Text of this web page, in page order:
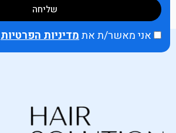
אני מאשר/ת אתמדיניות הפרטיות
שליחה